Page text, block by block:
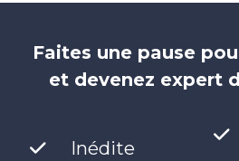
Faites une pause
et devenez expert
Inédite